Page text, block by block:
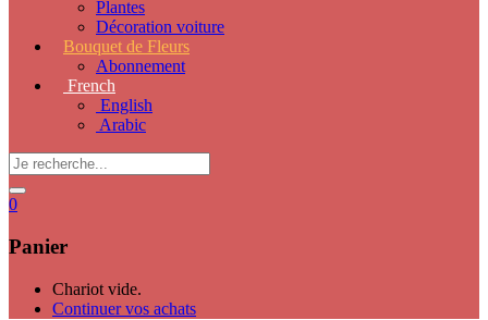
Plantes
Décoration voiture
Bouquet de Fleurs
Abonnement
French
English
Arabic
0
Panier
Chariot vide.
Continuer vos achats